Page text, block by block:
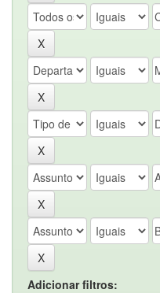
Adicionar filtros: